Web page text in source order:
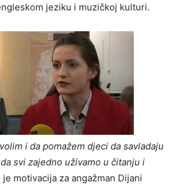
jeziku i muzičkoj kulturi.
i da pomažem djeci da savladaju
svi zajedno uživamo u čitanju i
je motivacija za angažman Dijani